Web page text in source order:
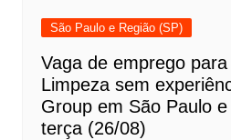
São Paulo e Região (SP)
Vaga de emprego
Limpeza sem
Group em São Paulo
terça (26/08)